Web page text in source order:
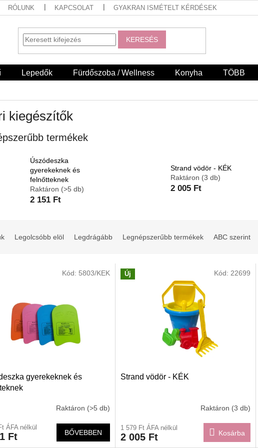
RÓLUNK KAPCSOLAT GYAKRAN ISMÉTELT KÉRDÉSEK
KERESÉS
Lepedők Fürdőszoba / Wellness Konyha TÖBB
kiegészítők
termékek
Úszódeszka
gyerekeknek és
felnőtteknek
Raktáron (>5 db)
2 151 Ft
Strand vödör - KÉK
Raktáron (3 db)
2 005 Ft
Legolcsóbb elöl Legdrágább Legnépszerűbb termékek ABC szerint
gyerekeknek és
Raktáron (>5 db)
ÁFA nélkül
Ft BŐVEBBEN
Kód: 5803/KEK Új
Strand vödör - KÉK
Raktáron (3 db)
1 579 Ft ÁFA nélkül
2 005 Ft Kosárba
Kód: 22699